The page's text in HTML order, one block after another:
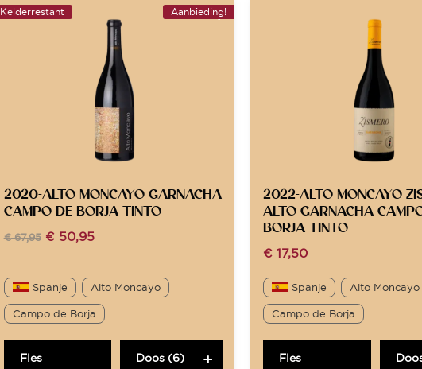
Aanbieding!
Kelderrestant
2020-ALTO MONCAYO GARNACHA
CAMPO DE BORJA TINTO
€67,95 €50,95
Spanje Alto Moncayo
Campo de Borja
Fles Doos (6)
2022-ALTO MONCAYO
ALTO GARNACHA
BORJA TINTO
€ 17,50
Spanje Alto Moncayo
Campo de Borja
Fles